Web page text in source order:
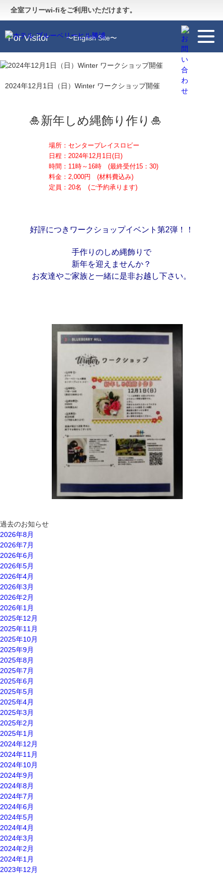
全室フリーwi-fiをご利用いただけます。
Guide 〜施設のご案内〜
For Visitor 〜English Site〜
2024年12月1日（日）Winter ワークショップ開催
🎍新年しめ縄飾り作り🎍
場所：センタープレイスロビー
日程：2024年12月1日(日)
時間：11時～16時 (最終受付15：30)
料金：2,000円 (材料費込み)
定員：20名 (ご予約承ります)
好評につきワークショップイベント第2弾！！
手作りのしめ縄飾りで
新年を迎えませんか？
お友達やご家族と一緒に是非お越し下さい。
過去のお知らせ
2026年8月
2026年7月
2026年6月
2026年5月
2026年4月
2026年3月
2026年2月
2026年1月
2025年12月
2025年11月
2025年10月
2025年9月
2025年8月
2025年7月
2025年6月
2025年5月
2025年4月
2025年3月
2025年2月
2025年1月
2024年12月
2024年11月
2024年10月
2024年9月
2024年8月
2024年7月
2024年6月
2024年5月
2024年4月
2024年3月
2024年2月
2024年1月
2023年12月